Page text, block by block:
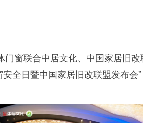
窗联合中居文化、中国家居旧改
日暨中国家居旧改联盟发布会”